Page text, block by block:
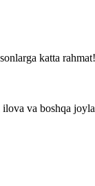
katta rahmat!
va boshqa